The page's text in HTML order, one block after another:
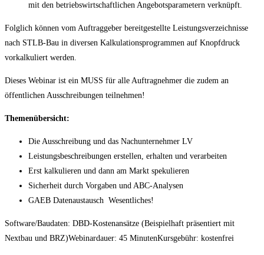
mit den betriebswirtschaftlichen Angebotsparametern verknüpft.
Folglich können vom Auftraggeber bereitgestellte Leistungsverzeichnisse
nach STLB-Bau in diversen Kalkulationsprogrammen auf Knopfdruck
vorkalkuliert werden.
Dieses Webinar ist ein MUSS für alle Auftragnehmer die zudem an
öffentlichen Ausschreibungen teilnehmen!
Themenübersicht:
Die Ausschreibung und das Nachunternehmer LV
Leistungsbeschreibungen erstellen, erhalten und verarbeiten
Erst kalkulieren und dann am Markt spekulieren
Sicherheit durch Vorgaben und ABC-Analysen
GAEB Datenaustausch Wesentliches!
Software/Baudaten: DBD-Kostenansätze (Beispielhaft präsentiert mit
Nextbau und BRZ)Webinardauer: 45 MinutenKursgebühr: kostenfrei